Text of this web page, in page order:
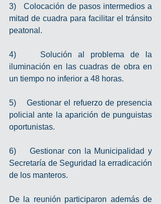
3)   Colocación de pasos intermedios a
mitad de cuadra para facilitar el tránsito
peatonal.
4)    Solución al problema de la
iluminación en las cuadras de obra en
un tiempo no inferior a 48 horas.
5)    Gestionar el refuerzo de presencia
policial ante la aparición de punguistas
oportunistas.
6)    Gestionar con la Municipalidad y
Secretaría de Seguridad la erradicación
de los manteros.
De la reunión participaron además de